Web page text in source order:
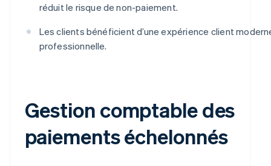
réduit le risque de non-paiement.
Les clients bénéficient d’une expérience client
professionnelle.
Gestion comptable des
paiements échelonnés